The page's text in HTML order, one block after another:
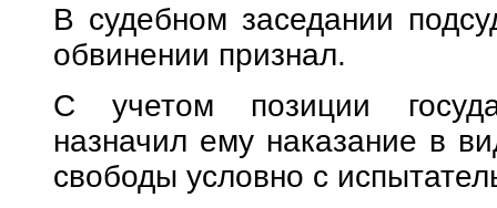
В судебном заседании
обвинении признал.
С учетом позиции
назначил ему наказание в
свободы условно с